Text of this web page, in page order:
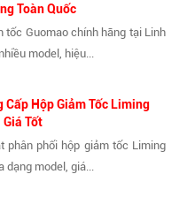
Toàn Quốc
tốc Guomao chính hãng tại Linh
model, hiệu...
Cấp Hộp Giảm Tốc Liming
Tốt
phân phối hộp giảm tốc Liming
dạng model, giá...